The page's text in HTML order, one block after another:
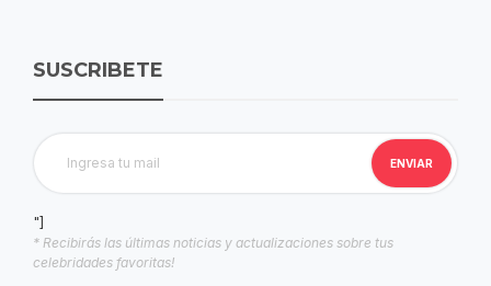
SUSCRIBETE
"]
* Recibirás las últimas noticias y actualizaciones sobre tus
celebridades favoritas!